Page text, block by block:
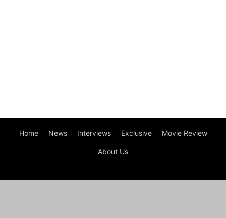
Home News Interviews Exclusive Movie Review
About Us